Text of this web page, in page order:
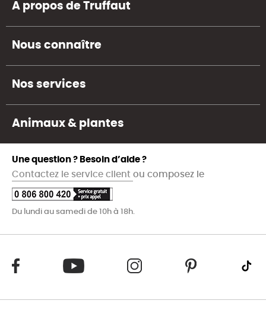
A propos de Truffaut
Nous connaître
Nos services
Animaux & plantes
Une question ? Besoin d’aide ?
Contactez le service client ou composez le
Du lundi au samedi de 10h à 18h.